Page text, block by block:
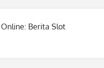
Berita Slot